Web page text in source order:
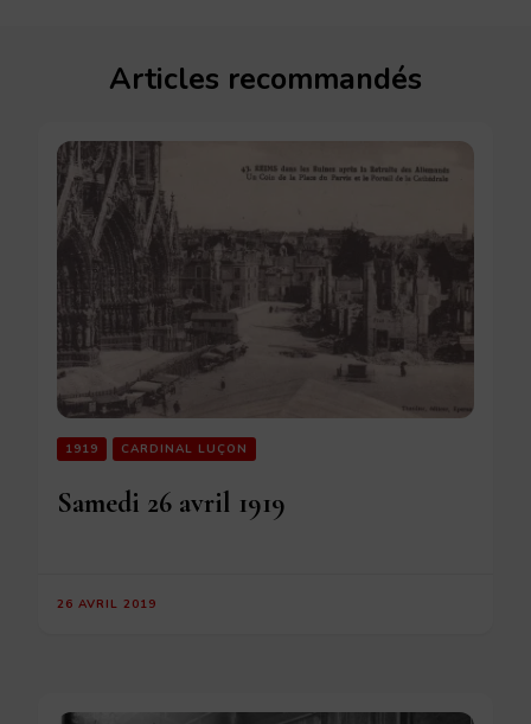
Articles recommandés
1919 CARDINAL LUÇON
Samedi 26 avril 1919
26 AVRIL 2019